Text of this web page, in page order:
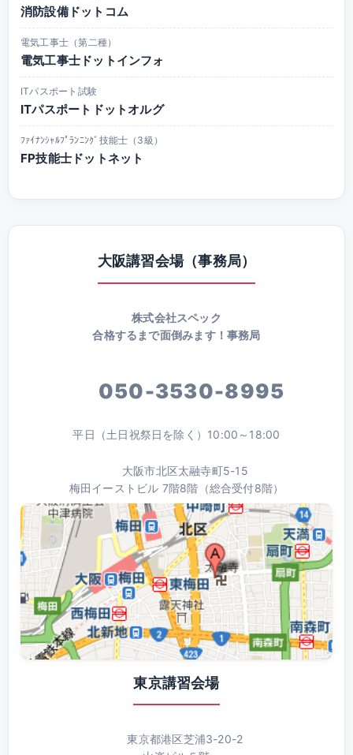
消防設備ドットコム
電気工事士（第二種）
電気工事士ドットインフォ
ITパスポート試験
ITパスポートドットオルグ
ﾌｧｲﾅﾝｼｬﾙﾌﾟﾗﾝﾆﾝｸﾞ技能士（3級）
FP技能士ドットネット
大阪講習会場（事務局）
株式会社スペック
合格するまで面倒みます！事務局
050-3530-8995
平日（土日祝祭日を除く）10:00～18:00
大阪市北区太融寺町5-15
梅田イーストビル 7階8階（総合受付8階）
東京講習会場
東京都港区芝浦3-20-2